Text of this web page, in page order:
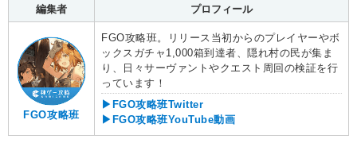
編集者 プロフィール
FGO攻略班
FGO攻略班。リリース当初からのプレイヤーやボ
ックスガチャ1,000箱到達者、隠れ村の民が集ま
り、日々サーヴァントやクエスト周回の検証を行
っています！
▶FGO攻略班Twitter
▶FGO攻略班YouTube動画